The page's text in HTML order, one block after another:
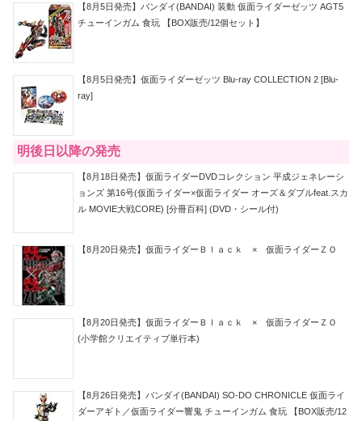
【8月5日発売】バンダイ(BANDAI) 装動 仮面ライダーゼッツ AGT5
チューインガム 食玩 【BOX販売/12個セット】
【8月5日発売】仮面ライダーゼッツ Blu-ray COLLECTION 2 [Blu-
ray]
明後日以降の発売
【8月18日発売】仮面ライダーDVDコレクション 平成ジェネレーシ
ョンズ 第16号(仮面ライダー×仮面ライダー オーズ＆ダブルfeat.スカ
ル MOVIE大戦CORE) [分冊百科] (DVD・シール付)
【8月20日発売】仮面ライダーＢｌａｃｋ × 仮面ライダーＺＯ
【8月20日発売】仮面ライダーＢｌａｃｋ × 仮面ライダーＺＯ
(小学館クリエイティブ単行本)
【8月26日発売】バンダイ(BANDAI) SO-DO CHRONICLE 仮面ライ
ダーアギト／仮面ライダー響鬼 チューインガム 食玩 【BOX販売/12